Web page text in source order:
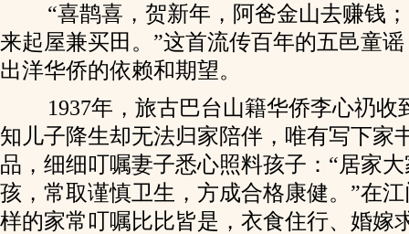
“喜鹊喜，贺新年，阿爸金山去赚钱
来起屋兼买田。”这首流传百年的五邑童
出洋华侨的依赖和期望。
1937年，旅古巴台山籍华侨李心礽收
知儿子降生却无法归家陪伴，唯有写下家
品，细细叮嘱妻子悉心照料孩子：“居家
孩，常取谨慎卫生，方成合格康健。”在
样的家常叮嘱比比皆是，衣食住行、婚嫁